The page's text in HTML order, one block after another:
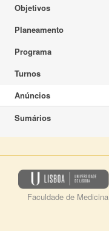
Objetivos
Planeamento
Programa
Turnos
Anúncios
Sumários
Faculdade de Medicina